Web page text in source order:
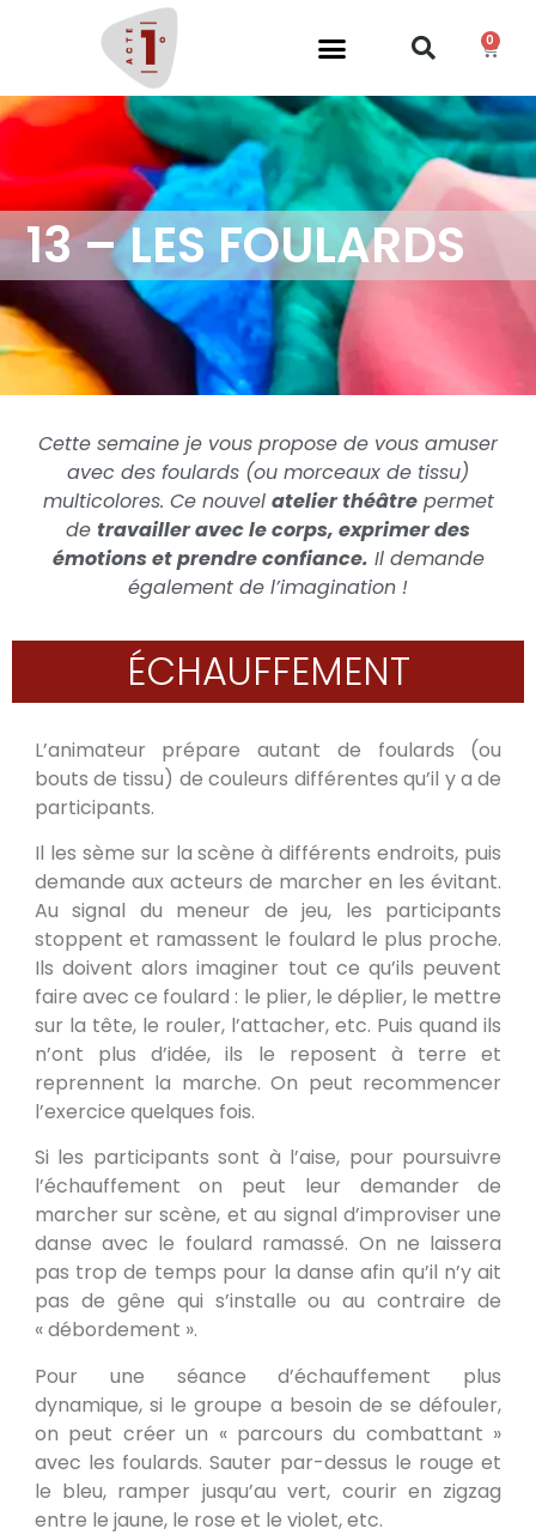
0
13 – LES FOULARDS
Cette semaine je vous propose de vous amuser
avec des foulards (ou morceaux de tissu)
multicolores. Ce nouvel atelier théâtrepermet
de travailler avec le corps, exprimer des
émotions et prendre confiance. Il demande
également de l’imagination !
ÉCHAUFFEMENT
L’animateur prépare autant de foulards (ou
bouts de tissu) de couleurs différentes qu’il y a de
participants.
Il les sème sur la scène à différents endroits, puis
demande aux acteurs de marcher en les évitant.
Au signal du meneur de jeu, les participants
stoppent et ramassent le foulard le plus proche.
Ils doivent alors imaginer tout ce qu’ils peuvent
faire avec ce foulard : le plier, le déplier, le mettre
sur la tête, le rouler, l’attacher, etc. Puis quand ils
n’ont plus d’idée, ils le reposent à terre et
reprennent la marche. On peut recommencer
l’exercice quelques fois.
Si les participants sont à l’aise, pour poursuivre
l’échauffement on peut leur demander de
marcher sur scène, et au signal d’improviser une
danse avec le foulard ramassé. On ne laissera
pas trop de temps pour la danse afin qu’il n’y ait
pas de gêne qui s’installe ou au contraire de
« débordement ».
Pour une séance d’échauffement plus
dynamique, si le groupe a besoin de se défouler,
on peut créer un « parcours du combattant »
avec les foulards. Sauter par-dessus le rouge et
le bleu, ramper jusqu’au vert, courir en zigzag
entre le jaune, le rose et le violet, etc.